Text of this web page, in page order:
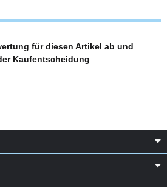
für diesen Artikel ab und
Kaufentscheidung